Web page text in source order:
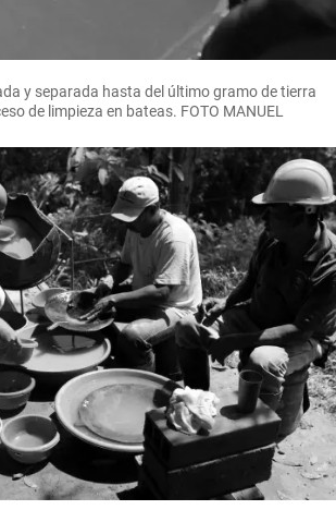
y separada hasta del último gramo de tierra
de limpieza en bateas. FOTO MANUEL